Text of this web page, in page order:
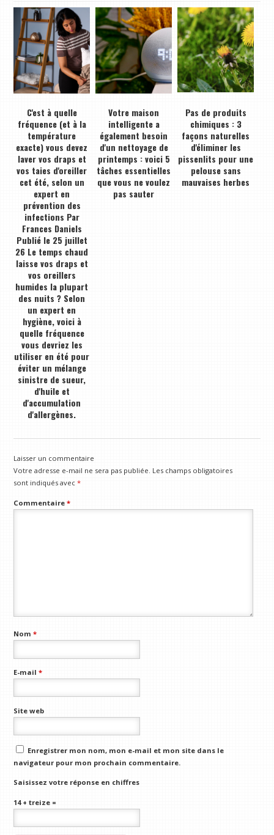
C'est à quelle
fréquence (et à la
température
exacte) vous devez
laver vos draps et
vos taies d'oreiller
cet été, selon un
expert en
prévention des
infections Par
Frances Daniels
Publié le 25 juillet
26 Le temps chaud
laisse vos draps et
vos oreillers
humides la plupart
des nuits ? Selon
un expert en
hygiène, voici à
quelle fréquence
vous devriez les
utiliser en été pour
éviter un mélange
sinistre de sueur,
d'huile et
d'accumulation
d'allergènes.
Votre maison
intelligente a
également besoin
d'un nettoyage de
printemps : voici 5
tâches essentielles
que vous ne voulez
pas sauter
Pas de produits
chimiques : 3
façons naturelles
d'éliminer les
pissenlits pour une
pelouse sans
mauvaises herbes
Laisser un commentaire
Votre adresse e-mail ne sera pas publiée. Les champs obligatoires
sont indiqués avec*
Commentaire*
Nom*
E-mail*
Site web
Enregistrer mon nom, mon e-mail et mon site dans le
navigateur pour mon prochain commentaire.
Saisissez votre réponse en chiffres
14 + treize =